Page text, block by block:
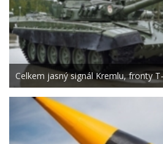
Celkem jasný signál Kremlu, fronty